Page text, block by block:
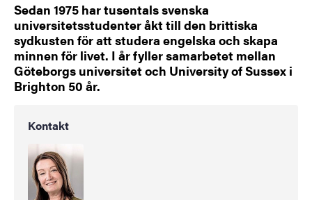
Sedan 1975 har tusentals svenska
universitetsstudenter åkt till den brittiska
sydkusten för att studera engelska och skapa
minnen för livet. I år fyller samarbetet mellan
Göteborgs universitet och University of Sussex i
Brighton 50 år.
Kontakt